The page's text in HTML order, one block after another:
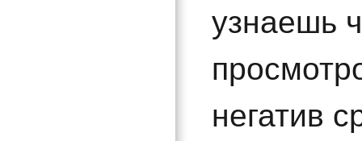
узнаешь
негатив